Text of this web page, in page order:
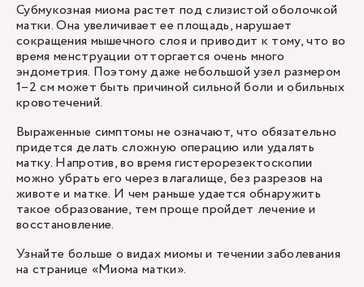
Субмукозная миома растет под слизистой оболочкой
матки. Она увеличивает ее площадь, нарушает
сокращения мышечного слоя и приводит к тому, что во
время менструации отторгается очень много
эндометрия. Поэтому даже небольшой узел размером
1–2 см может быть причиной сильной боли и обильных
кровотечений.
Выраженные симптомы не означают, что обязательно
придется делать сложную операцию или удалять
матку. Напротив, во время гистерорезектоскопии
можно убрать его через влагалище, без разрезов на
животе и матке. И чем раньше удается обнаружить
такое образование, тем проще пройдет лечение и
восстановление.
Узнайте больше о видах миомы и течении заболевания
на странице «Миома матки».